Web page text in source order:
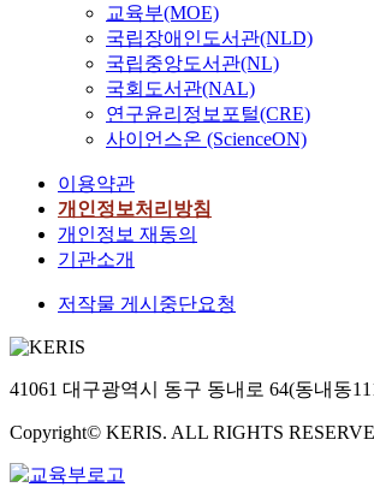
교육부(MOE)
국립장애인도서관(NLD)
국립중앙도서관(NL)
국회도서관(NAL)
연구윤리정보포털(CRE)
사이언스온 (ScienceON)
이용약관
개인정보처리방침
개인정보 재동의
기관소개
저작물 게시중단요청
41061 대구광역시 동구 동내로 64(동내동
Copyright© KERIS. ALL RIGHTS